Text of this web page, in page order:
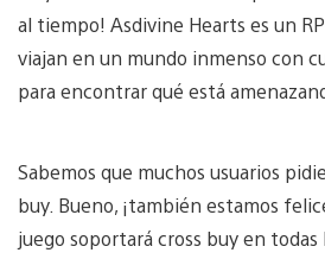
al tiempo! Asdivine Hearts es un
viajan en un mundo inmenso con
para encontrar qué está
Sabemos que muchos usuarios
buy. Bueno, ¡también estamos
juego soportará cross buy en